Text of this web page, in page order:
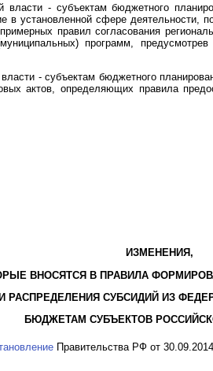
- субъектам бюджетного
в установленной сфере деятельности,
правил согласования
программ,
- субъектам бюджетного
актов, определяющих правила
ИЗМЕНЕНИЯ,
ВНОСЯТСЯ В ПРАВИЛА
И РАСПРЕДЕЛЕНИЯ СУБСИДИЙ ИЗ
БЮДЖЕТАМ СУБЪЕКТОВ
Правительства РФ от